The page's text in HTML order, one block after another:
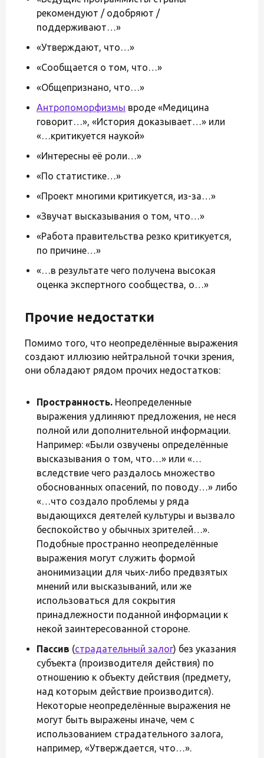
рекомендуют / одобряют /
поддерживают…»
«Утверждают, что…»
«Сообщается о том, что…»
«Общепризнано, что…»
Антропоморфизмы вроде «Медицина
говорит…», «История доказывает…» или
«…критикуется наукой»
«Интересны её роли…»
«По статистике…»
«Проект многими критикуется, из-за…»
«Звучат высказывания о том, что…»
«Работа правительства резко критикуется,
по причине…»
«…в результате чего получена высокая
оценка экспертного сообщества, о…»
Прочие недостатки
Помимо того, что неопределённые выражения
создают иллюзию нейтральной точки зрения,
они обладают рядом прочих недостатков:
Пространность. Неопределенные
выражения удлиняют предложения, не неся
полной или дополнительной информации.
Например: «Были озвучены определённые
высказывания о том, что…» или «…
вследствие чего раздалось множество
обоснованных опасений, по поводу…» либо
«…что создало проблемы у ряда
выдающихся деятелей культуры и вызвало
беспокойство у обычных зрителей…».
Подобные пространно неопределённые
выражения могут служить формой
анонимизации для чьих-либо предвзятых
мнений или высказываний, или же
использоваться для сокрытия
принадлежности поданной информации к
некой заинтересованной стороне.
Пассив (страдательный залог) без указания
субъекта (производителя действия) по
отношению к объекту действия (предмету,
над которым действие производится).
Некоторые неопределённые выражения не
могут быть выражены иначе, чем с
использованием страдательного залога,
например, «Утверждается, что…».